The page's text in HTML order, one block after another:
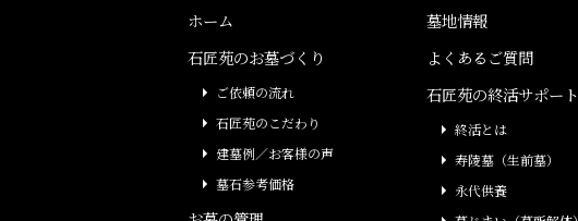
ホーム
石匠苑のお墓づくり
ご依頼の流れ
石匠苑のこだわり
建墓例／お客様の声
墓石参考価格
墓地情報
よくあるご質問
石匠苑の終活サポート
終活とは
寿陵墓（生前墓）
永代供養